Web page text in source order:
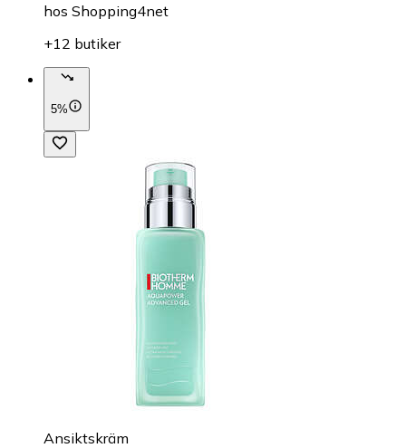
hos Shopping4net
+12 butiker
5%
Ansiktskräm